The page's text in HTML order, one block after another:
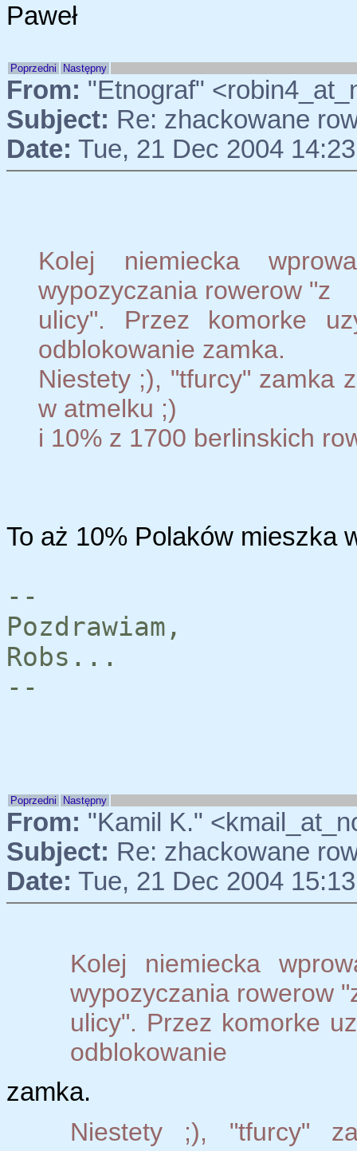
Paweł
Poprzedni Następny
From: "Etnograf"
Subject: Re: zhackowane
Date: Tue, 21 Dec 2004
Kolej niemiecka
wypozyczania rowerow "z
ulicy". Przez komorke
odblokowanie zamka.
Niestety ;), "tfurcy" zamka
w atmelku ;)
i 10% z 1700 berlinskich
To aż 10% Polaków mieszka
--
Pozdrawiam,
Robs...
--
Poprzedni Następny
From: "Kamil K."
Subject: Re: zhackowane
Date: Tue, 21 Dec 2004
Kolej niemiecka
wypozyczania rowerow
ulicy". Przez komorke
odblokowanie
zamka.
Niestety ;), "tfurcy"